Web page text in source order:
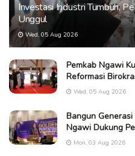
Investasi Industri Tumbuh,
Unggul
Wed, 05 Aug 2026
Pemkab Ngawi
Reformasi
Wed, 05 Aug 2026
Bangun
Ngawi Dukung
Mon, 03 Aug 2026